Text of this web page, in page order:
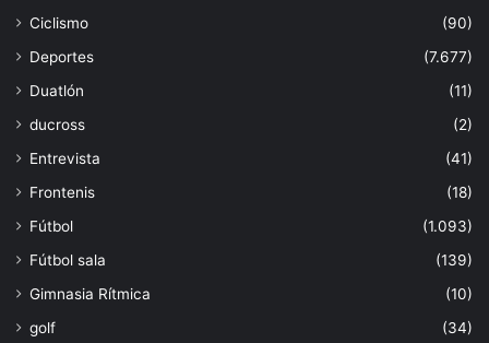
Ciclismo
(90)
Deportes
(7.677)
Duatlón
(11)
ducross
(2)
Entrevista
(41)
Frontenis
(18)
Fútbol
(1.093)
Fútbol sala
(139)
Gimnasia Rítmica
(10)
golf
(34)